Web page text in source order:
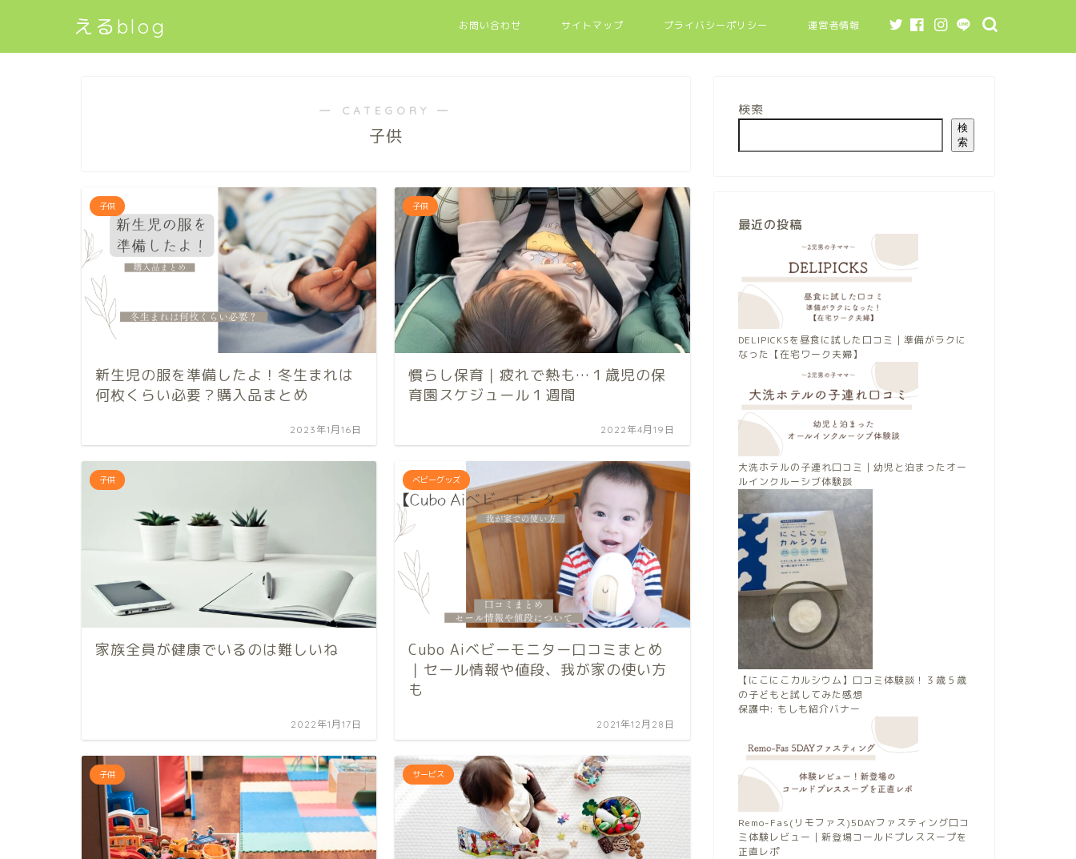
えるblog お問い合わせ サイトマップ プライバシーポリシー 運営者情報
― CATEGORY ―
子供
子供
新生児の服を準備したよ！冬生まれは
何枚くらい必要？購入品まとめ
2023年1月16日
子供
慣らし保育｜疲れで熱も…１歳児の保
育園スケジュール１週間
2022年4月19日
子供
家族全員が健康でいるのは難しいね
2022年1月17日
ベビーグッズ
Cubo Aiベビーモニター口コミまとめ
｜セール情報や値段、我が家の使い方
も
2021年12月28日
子供 サービス
検索
検
索
最近の投稿
DELIPICKSを昼食に試した口コミ｜準備がラクに
なった【在宅ワーク夫婦】
大洗ホテルの子連れ口コミ｜幼児と泊まったオー
ルインクルーシブ体験談
【にこにこカルシウム】口コミ体験談！３歳５歳
の子どもと試してみた感想
保護中: もしも紹介バナー
Remo-Fas(リモファス)5DAYファスティング口コ
ミ体験レビュー｜新登場コールドプレススープを
正直レポ